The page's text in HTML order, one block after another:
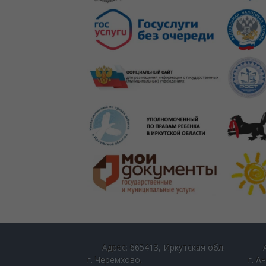
Адрес: 665413, Иркутская обл.
г. Черемхово,
г.